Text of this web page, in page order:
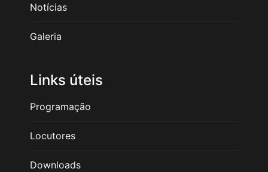
Notícias
Galeria
Links úteis
Programação
Locutores
Downloads